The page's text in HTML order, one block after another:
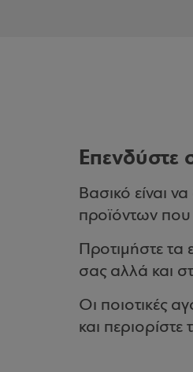
Επενδύστε
Βασικό είναι
προϊόντων που
Προτιμήστε τα
σας αλλά και
Οι ποιοτικές
και